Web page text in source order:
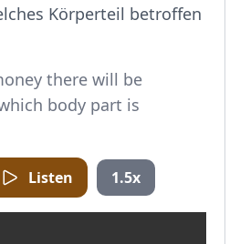
Körperteil betroffen
there will be
body part is
Listen 1.5x